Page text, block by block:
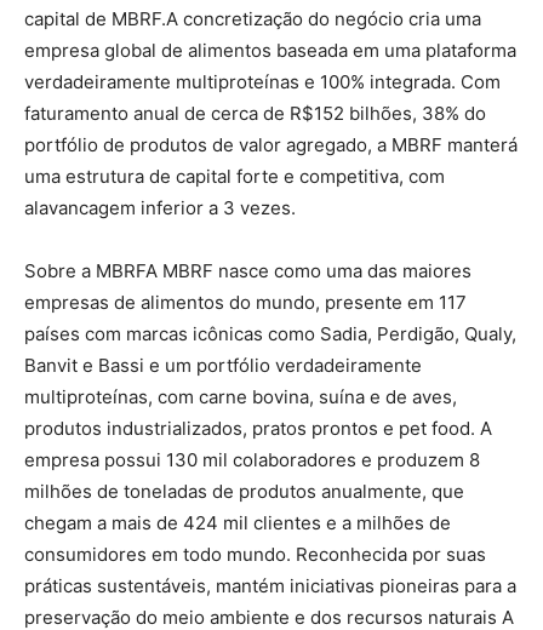
capital de MBRF.A concretização do negócio cria uma
empresa global de alimentos baseada em uma plataforma
verdadeiramente multiproteínas e 100% integrada. Com
faturamento anual de cerca de R$152 bilhões, 38% do
portfólio de produtos de valor agregado, a MBRF manterá
uma estrutura de capital forte e competitiva, com
alavancagem inferior a 3 vezes.
Sobre a MBRFA MBRF nasce como uma das maiores
empresas de alimentos do mundo, presente em 117
países com marcas icônicas como Sadia, Perdigão, Qualy,
Banvit e Bassi e um portfólio verdadeiramente
multiproteínas, com carne bovina, suína e de aves,
produtos industrializados, pratos prontos e pet food. A
empresa possui 130 mil colaboradores e produzem 8
milhões de toneladas de produtos anualmente, que
chegam a mais de 424 mil clientes e a milhões de
consumidores em todo mundo. Reconhecida por suas
práticas sustentáveis, mantém iniciativas pioneiras para a
preservação do meio ambiente e dos recursos naturais A